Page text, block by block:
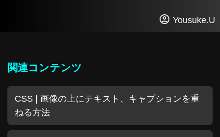
Yousuke.U
関連コンテンツ
CSS | 画像の上にテキスト、キャプションを重
ねる方法